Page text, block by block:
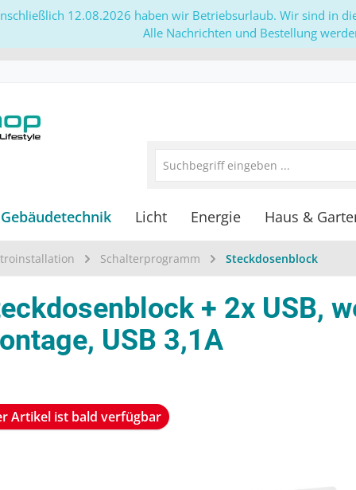
12.08.2026 haben wir Betriebsurlaub. Wir sind in
Alle Nachrichten und Bestellung
Gebäudetechnik Licht Energie Haus &
Schalterprogramm Steckdosenblock
+ 2x USB,
USB 3,1A
Artikel ist bald verfügbar